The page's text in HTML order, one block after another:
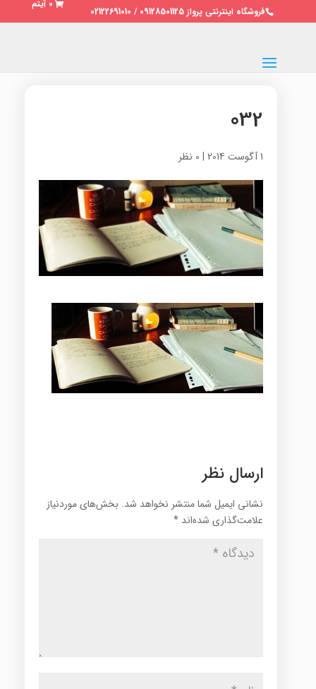
فروشگاه اینترنتی پرواز 09128501125 / 02122691010
0 آیتم
032
1 آگوست 2014 | 0 نظر
ارسال نظر
نشانی ایمیل شما منتشر نخواهد شد. بخش‌های موردنیاز
علامت‌گذاری شده‌اند *